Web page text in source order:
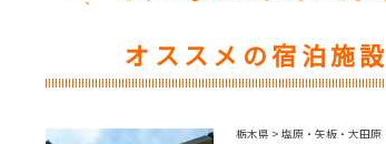
オススメの宿泊施設